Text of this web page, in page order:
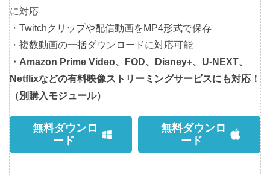
に対応
・Twitchクリップや配信動画をMP4形式で保存
・複数動画の一括ダウンロードに対応可能
・Amazon Prime Video、FOD、Disney+、U-NEXT、
Netflixなどの有料映像ストリーミングサービスにも対応！
（別購入モジュール）
無料ダウンロ
ード
無料ダウンロ
ード